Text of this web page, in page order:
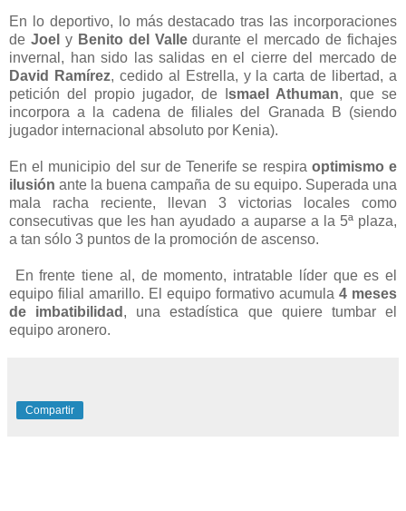
En lo deportivo, lo más destacado tras las incorporaciones
de Joel yBenito del Valledurante el mercado de fichajes
invernal, han sido las salidas en el cierre del mercado de
David Ramírez, cedido al Estrella, y la carta de libertad, a
petición del propio jugador, de I smael Athuman, que se
incorpora a la cadena de filiales del Granada B (siendo
jugador internacional absoluto por Kenia).
En el municipio del sur de Tenerife se respira optimismo e
ilusiónante la buena campaña de su equipo. Superada una
mala racha reciente, llevan 3 victorias locales como
consecutivas que les han ayudado a auparse a la 5ª plaza,
a tan sólo 3 puntos de la promoción de ascenso.
En frente tiene al, de momento, intratable líder que es el
equipo filial amarillo. El equipo formativo acumula 4 meses
de imbatibilidad , una estadística que quiere tumbar el
equipo aronero.
Compartir